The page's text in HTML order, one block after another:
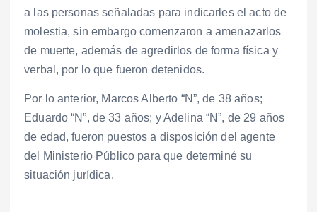
a las personas señaladas para indicarles el acto de
molestia, sin embargo comenzaron a amenazarlos
de muerte, además de agredirlos de forma física y
verbal, por lo que fueron detenidos.
Por lo anterior, Marcos Alberto “N”, de 38 años;
Eduardo “N”, de 33 años; y Adelina “N”, de 29 años
de edad, fueron puestos a disposición del agente
del Ministerio Público para que determiné su
situación jurídica.